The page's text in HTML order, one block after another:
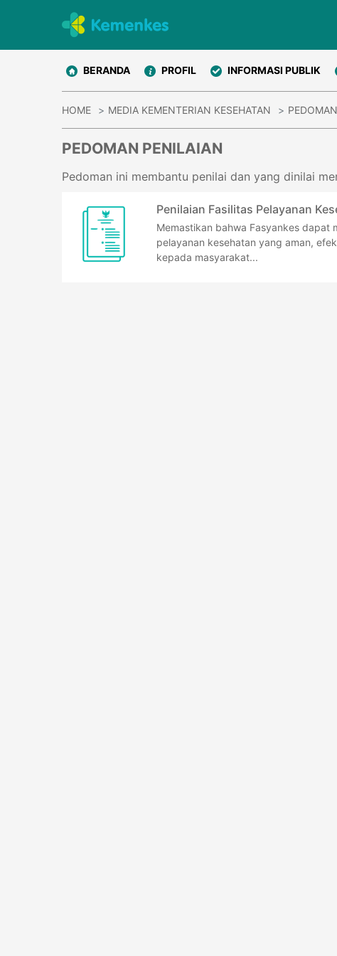
BERANDA PROFIL INFORMASI PUBLIK
HOME MEDIA KEMENTERIAN KESEHATAN PEDOMAN
PEDOMAN PENILAIAN
Pedoman ini membantu penilai dan yang dinilai
Penilaian Fasilitas Pelayanan
Memastikan bahwa Fasyankes dapat
pelayanan kesehatan yang aman,
kepada masyarakat...